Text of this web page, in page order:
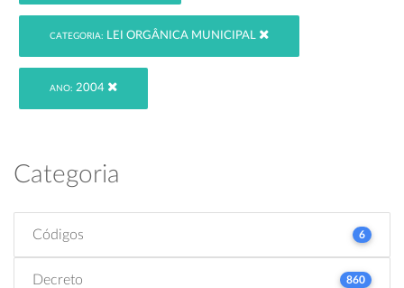
CATEGORIA: LEI ORGÂNICA MUNICIPAL
ANO: 2004
Categoria
Códigos 6
Decreto 860